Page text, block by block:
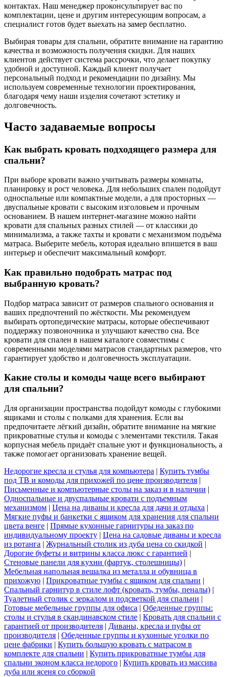
контактах. Наш менеджер проконсультирует вас по
комплектации, цене и другим интересующим вопросам, а
специалист готов будет выехать на замер бесплатно.
Выбирая товары для спальни, обратите внимание на гарантию
качества и возможность получения скидки. Для наших
клиентов действует система рассрочки, что делает покупку
удобной и доступной. Каждый клиент получает
персональный подход и рекомендации по дизайну. Мы
используем современные технологии проектирования,
благодаря чему наши изделия сочетают эстетику и
долговечность.
Часто задаваемые вопросы
Как выбрать кровать подходящего размера для
спальни?
При выборе кровати важно учитывать размеры комнаты,
планировку и рост человека. Для небольших спален подойдут
односпальные или компактные модели, а для просторных —
двуспальные кровати с высоким изголовьем и прочным
основанием. В нашем интернет-магазине можно найти
кровати для спальных разных стилей — от классики до
минимализма, а также тахты и кровати с механизмом подъёма
матраса. Выберите мебель, которая идеально впишется в ваш
интерьер и обеспечит максимальный комфорт.
Как правильно подобрать матрас под
выбранную кровать?
Подбор матраса зависит от размеров спального основания и
ваших предпочтений по жёсткости. Мы рекомендуем
выбирать ортопедические матрасы, которые обеспечивают
поддержку позвоночника и улучшают качество сна. Все
кровати для спален в нашем каталоге совместимы с
современными моделями матрасов стандартных размеров, что
гарантирует удобство и долговечность эксплуатации.
Какие столы и комоды чаще всего выбирают
для спальни?
Для организации пространства подойдут комоды с глубокими
ящиками и столы с полками для хранения. Если вы
предпочитаете лёгкий дизайн, обратите внимание на мягкие
прикроватные стулья и комоды с элементами текстиля. Такая
корпусная мебель придаёт спальне уют и функциональность, а
также помогает организовать хранение вещей.
Недорогие кресла и стулья для компьютера | Купить тумбы
под ТВ и комоды для прихожей по цене производителя |
Письменные и компьютерные столы на заказ и в наличии |
Односпальные и двуспальные кровати с подъемным
механизмом | Цена на диваны и кресла для дачи и отдыха |
Мягкие пуфы и банкетки с ящиком для хранения для спальни
цвета венге | Прямые кухонные гарнитуры на заказ по
индивидуальному проекту | Цена на садовые диваны и кресла
из ротанга | Журнальный столик из дуба цена со скидкой |
Дорогие буфеты и витрины класса люкс с гарантией |
Стеновые панели для кухни (фартук, столешницы) |
Мебельная напольная вешалка из металла и обувница в
прихожую | Прикроватные тумбы с ящиком для спальни |
Спальный гарнитур в стиле лофт (кровать, тумбы, пеналы) |
Туалетный столик с зеркалом и подсветкой для спальни |
Готовые мебельные группы для офиса | Обеденные группы:
столы и стулья в скандинавском стиле | Кровать для спальни с
гарантией от производителя | Диваны, кресла и пуфы от
производителя | Обеденные группы и кухонные уголки по
цене фабрики | Купить большую кровать с матрасом в
комплекте для спальни | Купить прикроватные тумбы для
спальни эконом класса недорого | Купить кровать из массива
дуба или ясеня со сборкой